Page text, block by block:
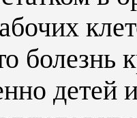
болезнь
детей